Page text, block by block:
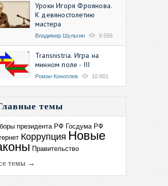
Уроки Игоря Фроянова.
К девяностолетию
мастера
Владимир Шульгин 9 559
Transnistria. Игра на
минном поле - III
Роман Коноплев 10 801
темы
президента РФ Госдума РФ
Коррупция Новые
Правительство
темы →